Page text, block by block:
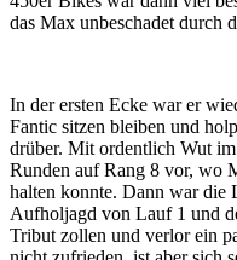
das Max unbeschadet durch
In der ersten Ecke war er
Fantic sitzen bleiben und
drüber. Mit ordentlich Wut
Runden auf Rang 8 vor, wo
halten konnte. Dann war die
Aufholjagd von Lauf 1 und
Tribut zollen und verlor ein